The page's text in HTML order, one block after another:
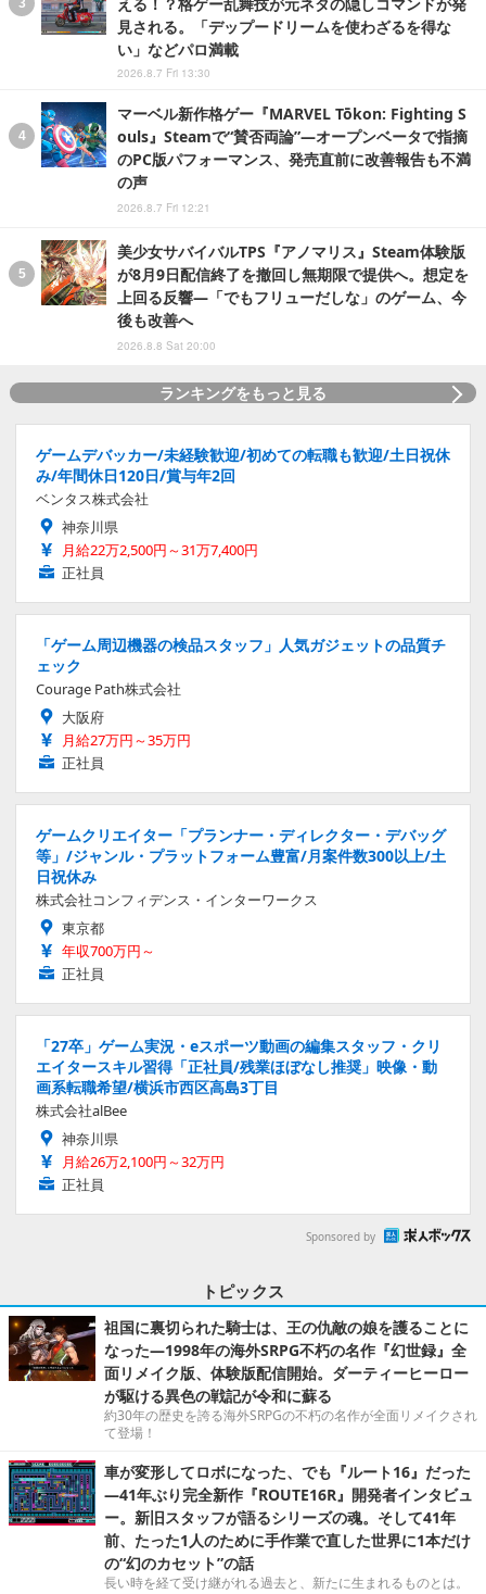
える！？格ゲー乱舞技が元ネタの隠しコマンドが発
見される。「デップードリームを使わざるを得な
い」などパロ満載
2026.8.7 Fri 13:30
マーベル新作格ゲー『MARVEL Tōkon: Fighting S
ouls』Steamで“賛否両論”―オープンベータで指摘
のPC版パフォーマンス、発売直前に改善報告も不満
の声
2026.8.7 Fri 12:21
美少女サバイバルTPS『アノマリス』Steam体験版
が8月9日配信終了を撤回し無期限で提供へ。想定を
上回る反響―「でもフリューだしな」のゲーム、今
後も改善へ
2026.8.8 Sat 20:00
ランキングをもっと見る
ゲームデバッカー/未経験歓迎/初めての転職も歓迎/土日祝休
み/年間休日120日/賞与年2回
ベンタス株式会社
神奈川県
月給22万2,500円～31万7,400円
正社員
「ゲーム周辺機器の検品スタッフ」人気ガジェットの品質チ
ェック
Courage Path株式会社
大阪府
月給27万円～35万円
正社員
ゲームクリエイター「プランナー・ディレクター・デバッグ
等」/ジャンル・プラットフォーム豊富/月案件数300以上/土
日祝休み
株式会社コンフィデンス・インターワークス
東京都
年収700万円～
正社員
「27卒」ゲーム実況・eスポーツ動画の編集スタッフ・クリ
エイタースキル習得「正社員/残業ほぼなし推奨」映像・動
画系転職希望/横浜市西区高島3丁目
株式会社alBee
神奈川県
月給26万2,100円～32万円
正社員
Sponsored by
トピックス
祖国に裏切られた騎士は、王の仇敵の娘を護ることに
なった―1998年の海外SRPG不朽の名作『幻世録』全
面リメイク版、体験版配信開始。ダーティーヒーロー
が駆ける異色の戦記が令和に蘇る
約30年の歴史を誇る海外SRPGの不朽の名作が全面リメイクされ
て登場！
車が変形してロボになった、でも『ルート16』だった
―41年ぶり完全新作『ROUTE16R』開発者インタビュ
ー。新旧スタッフが語るシリーズの魂。そして41年
前、たった1人のために手作業で直した世界に1本だけ
の“幻のカセット”の話
長い時を経て受け継がれる過去と、新たに生まれるものとは。